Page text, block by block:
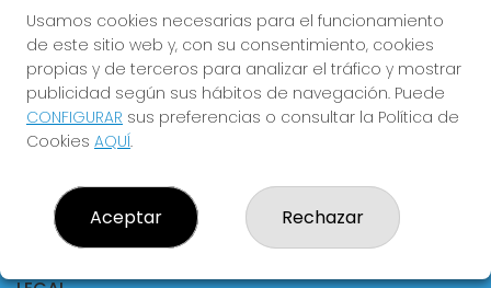
CONTACTO
ADMINISTRACION DE LOTERIAS Nº4 VALENCIA - Receptor
Oficial 83370
963550150
CALLE DE LA REINA, 171
Valencia, 46011
(Valencia) España
Usamos cookies necesarias para el funcionamiento
de este sitio web y, con su consentimiento, cookies
propias y de terceros para analizar el tráfico y mostrar
publicidad según sus hábitos de navegación. Puede
CONFIGURAR sus preferencias o consultar la Política de
Cookies AQUÍ.
Aceptar Rechazar